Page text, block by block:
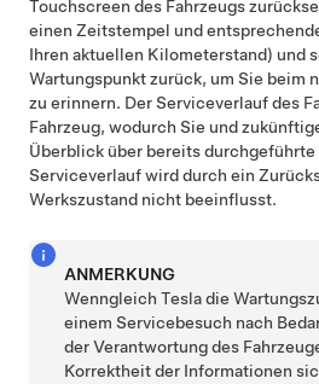
Touchscreen des Fahrzeugs
einen Zeitstempel und
Ihren aktuellen Kilometerstand) und
Wartungspunkt zurück, um Sie beim
zu erinnern. Der Serviceverlauf des
Fahrzeug, wodurch Sie und
Überblick über bereits
Serviceverlauf wird durch ein
Werkszustand nicht beeinflusst.
ANMERKUNG
Wenngleich Tesla die
einem Servicebesuch nach
der Verantwortung des
Korrektheit der Informationen